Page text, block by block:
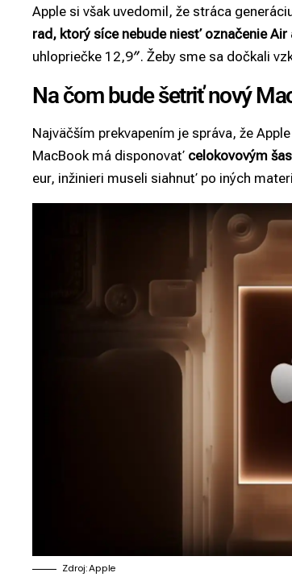
Apple si však uvedomil, že stráca
rad, ktorý síce nebude niesť označenie Air
uhlopriečke 12,9″. Žeby sme sa dočkali
Na čom bude šetriť nový
Najväčším prekvapením je správa, že Apple
MacBook má disponovať celokovovým
eur, inžinieri museli siahnuť po iných
Zdroj: Apple